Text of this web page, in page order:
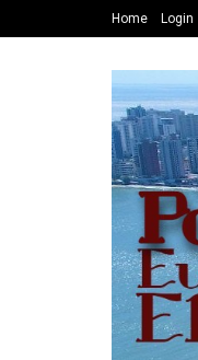
Home Login